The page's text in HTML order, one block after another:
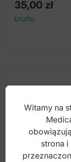
Rękawiczki
35,00 zł
brutto
Witamy na
strona i